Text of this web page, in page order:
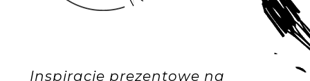
Inspiracje prezentowe na